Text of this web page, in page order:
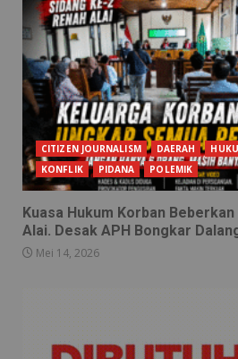
CITIZEN JOURNALISM DAERAH
KONFLIK
PIDANA POLEMIK
Kuasa Hukum Korban
Alai. Desak APH Bongkar
Mei 14, 2026